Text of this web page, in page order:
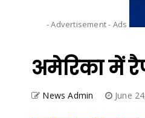
- Advertisement - Ads
अमेरिका में
News Admin June